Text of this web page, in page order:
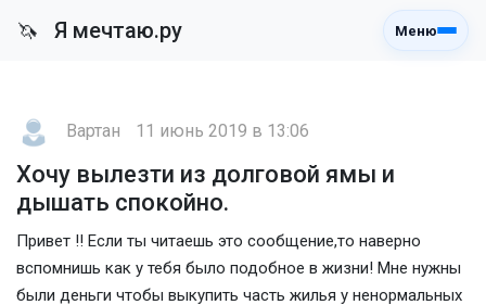
🦄 Я мечтаю.ру Меню
Вартан 11 июнь 2019 в 13:06
Хочу вылезти из долговой ямы и
дышать спокойно.
Привет !! Если ты читаешь это сообщение,то наверно
вспомнишь как у тебя было подобное в жизни! Мне нужны
были деньги чтобы выкупить часть жилья у ненормальных